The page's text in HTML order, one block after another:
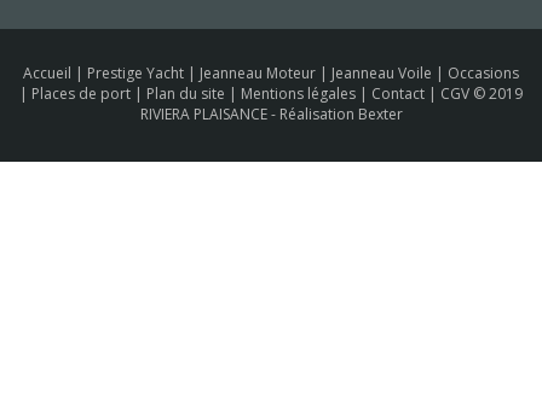
Accueil | Prestige Yacht | Jeanneau Moteur | Jeanneau Voile | Occasions
| Places de port | Plan du site | Mentions légales | Contact | CGV © 2019
RIVIERA PLAISANCE - Réalisation Bexter